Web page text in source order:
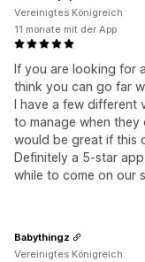
If you are looking for
think you can go far
I have a few
to manage when
would be great if this
Definitely a 5-star
while to come on our
Vereinigtes Königreich
11 monate mit der App
Babythingz
Vereinigtes Königreich